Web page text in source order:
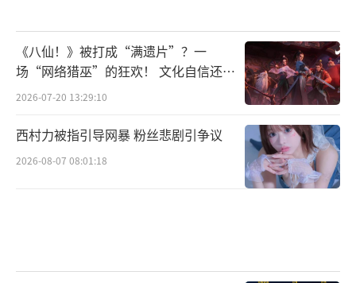
《八仙！》被打成“满遗片”？一
场“网络猎巫”的狂欢！ 文化自信还是
焦虑？
2026-07-20 13:29:10
西村力被指引导网暴 粉丝悲剧引争议
2026-08-07 08:01:18